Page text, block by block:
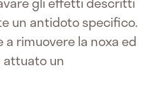
un antidoto specifico.
rimuovere la noxa ed
attuato un